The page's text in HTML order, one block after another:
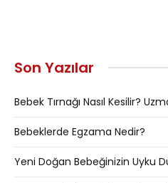
Son Yazılar
Bebek Tırnağı Nasıl Kesilir?
Bebeklerde Egzama Nedir?
Yeni Doğan Bebeğinizin Uyku